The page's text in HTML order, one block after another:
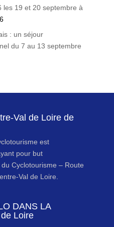
les 19 et 20 septembre à
: un séjour
du 7 au 13 septembre
Val de Loire de
est
pour but
Cyclotourisme – Route
Val de Loire.
DANS LA
Loire